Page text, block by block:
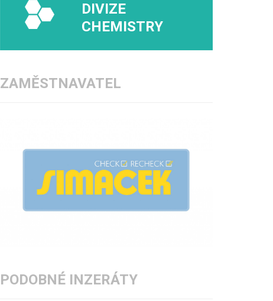
DIVIZE
CHEMISTRY
ZAMĚSTNAVATEL
PODOBNÉ INZERÁTY